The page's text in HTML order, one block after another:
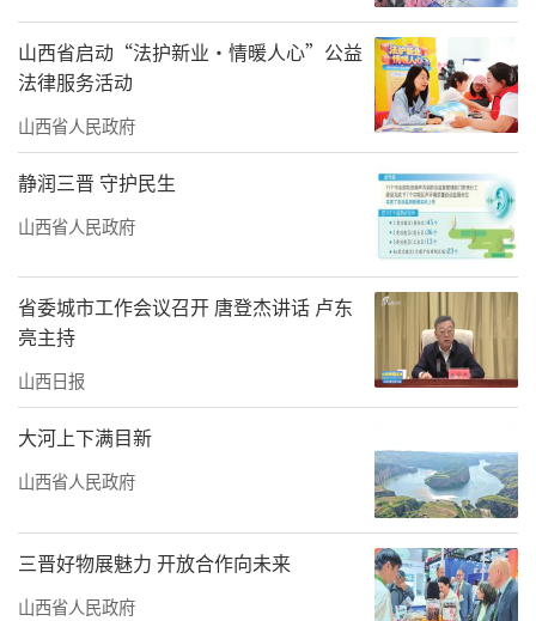
山西省启动“法护新业·情暖人心”公益
法律服务活动
山西省人民政府
静润三晋 守护民生
山西省人民政府
省委城市工作会议召开 唐登杰讲话 卢东
亮主持
山西日报
大河上下满目新
山西省人民政府
三晋好物展魅力 开放合作向未来
山西省人民政府